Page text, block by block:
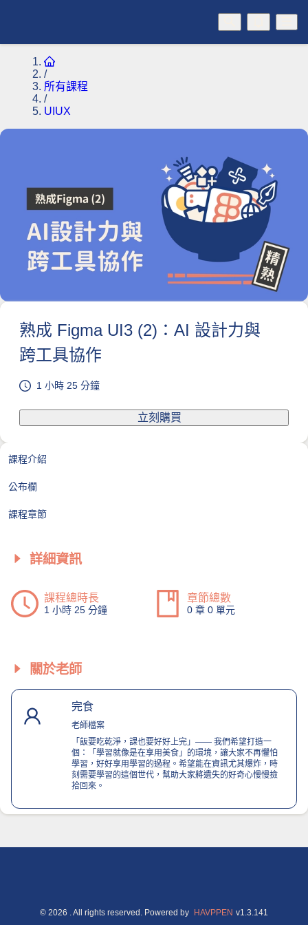
/
所有課程
/
UIUX
課程介紹
公布欄
課程章節
詳細資訊
課程總時長
1 小時 25 分鐘
章節總數
0 章 0 單元
關於老師
完食
老師檔案
「飯要吃乾淨，課也要好好上完」—— 我們希望打造一
個：「學習就像是在享用美食」的環境，讓大家不再懼怕
學習，好好享用學習的過程。希望能在資訊尤其爆炸，時
刻需要學習的這個世代，幫助大家將遺失的好奇心慢慢撿
拾回來。
熟成 Figma UI3 (2)：AI 設計力與
跨工具協作
1 小時 25 分鐘
立刻購買
© 2026 . All rights reserved. Powered by HAVPPEN v1.3.141